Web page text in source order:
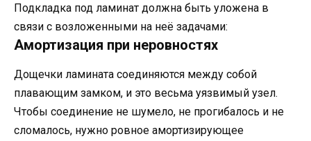
Подкладка под ламинат должна быть уложена в
связи с возложенными на неё задачами:
Амортизация при неровностях
Дощечки ламината соединяются между собой
плавающим замком, и это весьма уязвимый узел.
Чтобы соединение не шумело, не прогибалось и не
сломалось, нужно ровное амортизирующее